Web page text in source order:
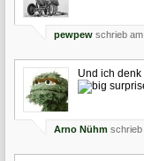
pewpew schrieb
Und ich denk
Arno Nühm